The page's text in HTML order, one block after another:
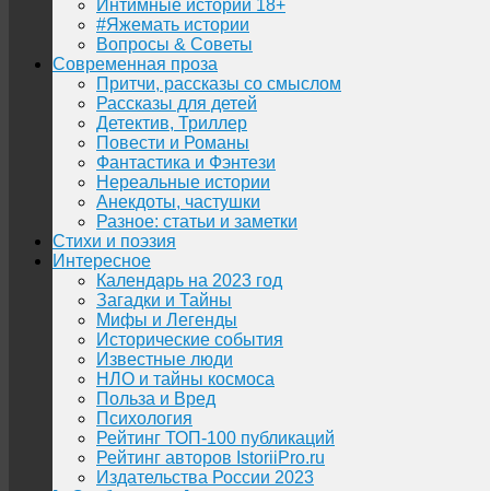
Интимные истории 18+
#Яжемать истории
Вопросы & Советы
Современная проза
Притчи, рассказы со смыслом
Рассказы для детей
Детектив, Триллер
Повести и Романы
Фантастика и Фэнтези
Нереальные истории
Анекдоты, частушки
Разное: статьи и заметки
Стихи и поэзия
Интересное
Календарь на 2023 год
Загадки и Тайны
Мифы и Легенды
Исторические события
Известные люди
НЛО и тайны космоса
Польза и Вред
Психология
Рейтинг ТОП-100 публикаций
Рейтинг авторов IstoriiPro.ru
Издательства России 2023